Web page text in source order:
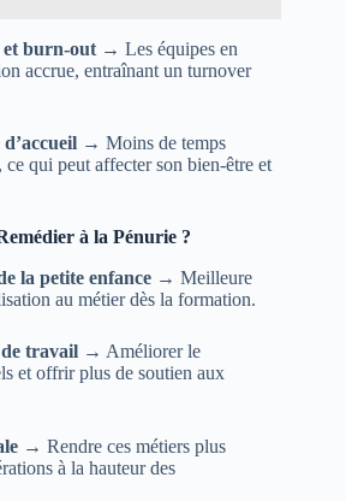
et burn-out → Les équipes en
accrue, entraînant un turnover
→ Moins de temps
ce qui peut affecter son bien-être et
à la Pénurie ?
la petite enfance → Meilleure
au métier dès la formation.
travail → Améliorer le
et offrir plus de soutien aux
→ Rendre ces métiers plus
à la hauteur des